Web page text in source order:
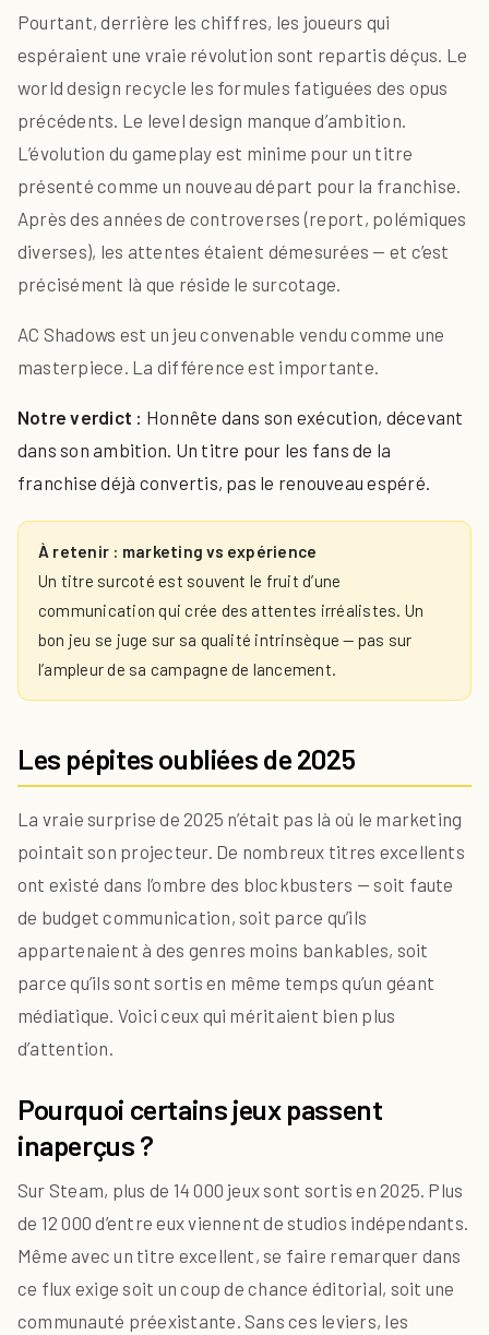
Pourtant, derrière les chiffres, les joueurs qui
espéraient une vraie révolution sont repartis déçus. Le
world design recycle les formules fatiguées des opus
précédents. Le level design manque d’ambition.
L’évolution du gameplay est minime pour un titre
présenté comme un nouveau départ pour la franchise.
Après des années de controverses (report, polémiques
diverses), les attentes étaient démesurées — et c’est
précisément là que réside le surcotage.
AC Shadows est un jeu convenable vendu comme une
masterpiece. La différence est importante.
Notre verdict : Honnête dans son exécution, décevant
dans son ambition. Un titre pour les fans de la
franchise déjà convertis, pas le renouveau espéré.
À retenir : marketing vs expérience
Un titre surcoté est souvent le fruit d’une
communication qui crée des attentes irréalistes. Un
bon jeu se juge sur sa qualité intrinsèque — pas sur
l’ampleur de sa campagne de lancement.
Les pépites oubliées de 2025
La vraie surprise de 2025 n’était pas là où le marketing
pointait son projecteur. De nombreux titres excellents
ont existé dans l’ombre des blockbusters — soit faute
de budget communication, soit parce qu’ils
appartenaient à des genres moins bankables, soit
parce qu’ils sont sortis en même temps qu’un géant
médiatique. Voici ceux qui méritaient bien plus
d’attention.
Pourquoi certains jeux passent
inaperçus ?
Sur Steam, plus de 14 000 jeux sont sortis en 2025. Plus
de 12 000 d’entre eux viennent de studios indépendants.
Même avec un titre excellent, se faire remarquer dans
ce flux exige soit un coup de chance éditorial, soit une
communauté préexistante. Sans ces leviers, les